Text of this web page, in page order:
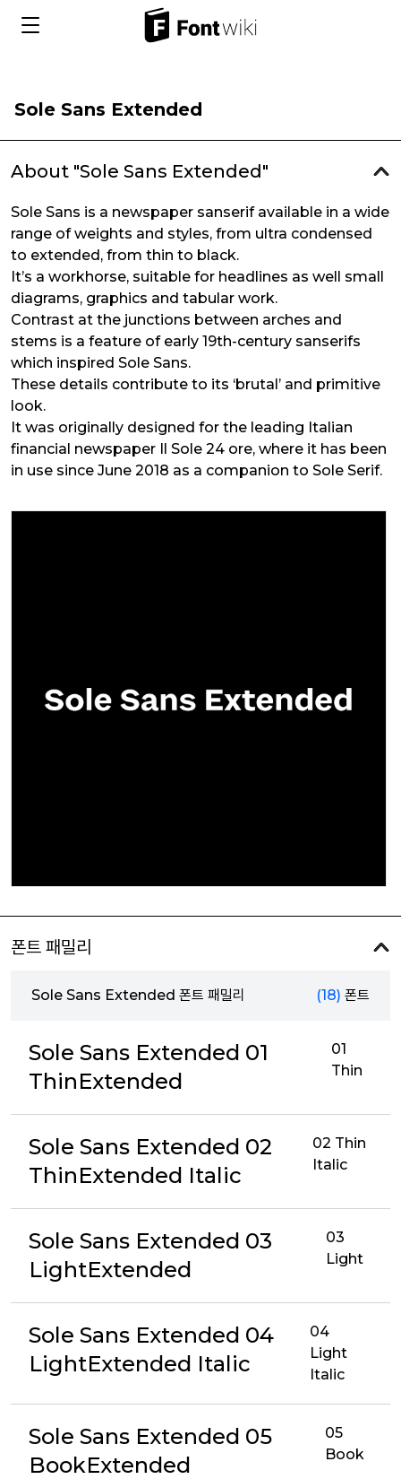
Sole Sans Extended
About "Sole Sans Extended"
Sole Sans is a newspaper sanserif available in a wide
range of weights and styles, from ultra condensed
to extended, from thin to black.
It’s a workhorse, suitable for headlines as well small
diagrams, graphics and tabular work.
Contrast at the junctions between arches and
stems is a feature of early 19th-century sanserifs
which inspired Sole Sans.
These details contribute to its ‘brutal’ and primitive
look.
It was originally designed for the leading Italian
financial newspaper Il Sole 24 ore, where it has been
in use since June 2018 as a companion to Sole Serif.
폰트 패밀리
Sole Sans Extended 폰트 패밀리 (18) 폰트
Sole Sans Extended 01
ThinExtended
01
Thin
Sole Sans Extended 02
ThinExtended Italic
02 Thin
Italic
Sole Sans Extended 03
LightExtended
03
Light
Sole Sans Extended 04
LightExtended Italic
04
Light
Italic
Sole Sans Extended 05
BookExtended
05
Book